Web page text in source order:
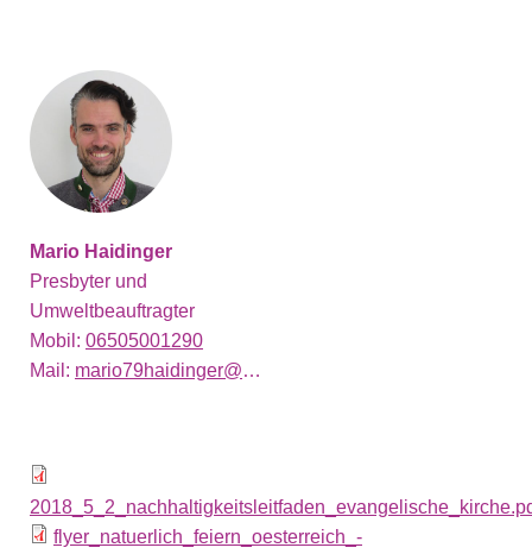
Mario Haidinger
Presbyter und
Umweltbeauftragter
Mobil: 06505001290
Mail: mario79haidinger@gmail.com
flyer_natuerlich_feiern_oesterreich_-